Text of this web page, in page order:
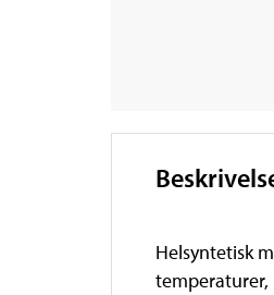
Helsyntetisk
temperaturer,